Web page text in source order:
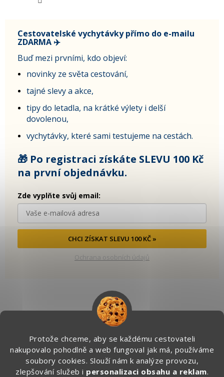
Protože chceme, aby se každému cestovateli
nakupovalo pohodlně a web fungoval jak má, používáme
soubory cookies. Slouží nám k analýze provozu,
zlepšování služeb i personalizaci obsahu a reklam.
Cestovatelské vychytávky přímo do e-mailu
ZDARMA ✈️
Buď mezi prvními, kdo objeví:
novinky ze světa cestování,
tajné slevy a akce,
tipy do letadla, na krátké výlety i delší
dovolenou,
vychytávky, které sami testujeme na cestách.
🎁 Po registraci získáte SLEVU 100 Kč
na první objednávku.
Zde vyplňte svůj email:
CHCI ZÍSKAT SLEVU 100 KČ »
Ochrana osobních údajů
info@zapakuj.cz
+420 734 266 587 (PO-PÁ, 9:00 – 17:00)
Zapakuj CZ/SK